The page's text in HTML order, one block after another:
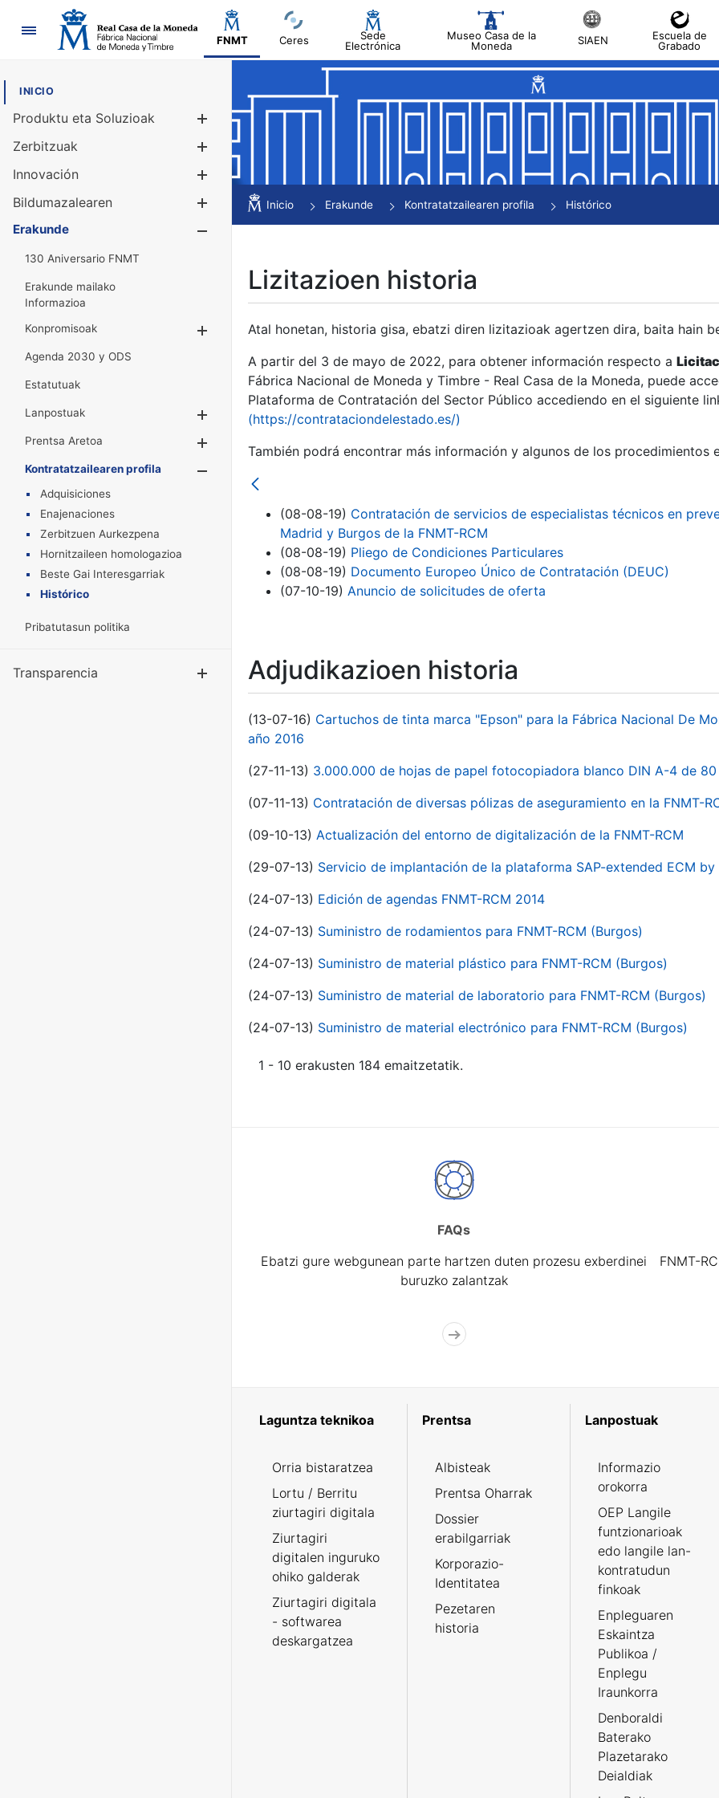
Nabigazioa
FNMT Ceres
Sede
Electrónica
Museo Casa de la
Moneda
SIAEN
Escuela de
Grabado
INICIO
Produktu eta Soluzioak
Erakutsi/Ezkutatu
Zerbitzuak
Innovación
Bildumazalearen
Erakutsi/Ezkutatu
Erakunde
130 Aniversario FNMT
Erakunde mailako
Informazioa
Konpromisoak
Erakutsi/Ezkutatu
Agenda 2030 y ODS
Estatutuak
Lanpostuak
Erakutsi/Ezkutatu
Prentsa Aretoa
Erakutsi/Ezkutatu
Kontratatzailearen profila
Adquisiciones
Enajenaciones
Zerbitzuen Aurkezpena
Hornitzaileen homologazioa
Beste Gai Interesgarriak
Histórico
Pribatutasun politika
Transparencia Erakutsi/Ezkutatu
Inicio Erakunde Kontratatzailearen profila Histórico
Lizitazioen historia
Atal honetan, historia gisa, ebatzi diren lizitazioak agertzen dira, baita hain
A partir del 3 de mayo de 2022, para obtener información respecto a
Fábrica Nacional de Moneda y Timbre - Real Casa de la Moneda, puede
Plataforma de Contratación del Sector Público accediendo en el siguiente
(https://contrataciondelestado.es/)
También podrá encontrar más información y algunos de los procedimientos
(08-08-19) Contratación de servicios de especialistas técnicos en
Madrid y Burgos de la FNMT-RCM
(08-08-19) Pliego de Condiciones Particulares
(08-08-19) Documento Europeo Único de Contratación (DEUC)
(07-10-19) Anuncio de solicitudes de oferta
Adjudikazioen historia
(13-07-16) Cartuchos de tinta marca "Epson" para la Fábrica Nacional De
año 2016
(27-11-13) 3.000.000 de hojas de papel fotocopiadora blanco DIN A-4 de 80
(07-11-13) Contratación de diversas pólizas de aseguramiento en la FNMT-
(09-10-13) Actualización del entorno de digitalización de la FNMT-RCM
(29-07-13) Servicio de implantación de la plataforma SAP-extended ECM by
(24-07-13) Edición de agendas FNMT-RCM 2014
(24-07-13) Suministro de rodamientos para FNMT-RCM (Burgos)
(24-07-13) Suministro de material plástico para FNMT-RCM (Burgos)
(24-07-13) Suministro de material de laboratorio para FNMT-RCM (Burgos)
(24-07-13) Suministro de material electrónico para FNMT-RCM (Burgos)
1 - 10 erakusten 184 emaitzetatik.
FAQs
Ebatzi gure webgunean parte hartzen duten prozesu exberdinei
buruzko zalantzak
FNMT-
Laguntza teknikoa
Orria bistaratzea
Lortu / Berritu
ziurtagiri digitala
Ziurtagiri
digitalen inguruko
ohiko galderak
Ziurtagiri digitala
- softwarea
deskargatzea
Prentsa
Albisteak
Prentsa Oharrak
Dossier
erabilgarriak
Korporazio-
Identitatea
Pezetaren
historia
Lanpostuak
Informazio
orokorra
OEP Langile
funtzionarioak
edo langile lan-
kontratudun
finkoak
Enpleguaren
Eskaintza
Publikoa /
Enplegu
Iraunkorra
Denboraldi
Baterako
Plazetarako
Deialdiak